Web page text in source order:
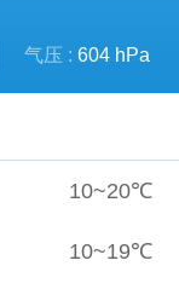
气压 : 604 hPa
10~20℃
10~19℃